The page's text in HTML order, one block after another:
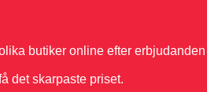
butiker online efter
det skarpaste priset.